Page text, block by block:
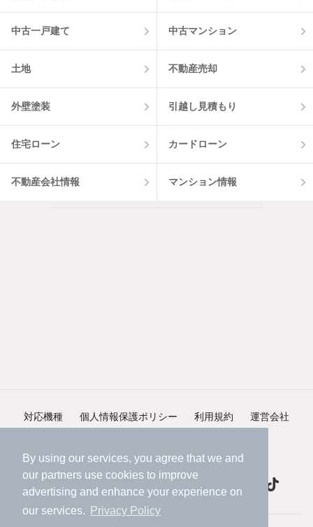
By using our services, you agree that we and
our partners use cookies to improve
advertising and enhance your experience on
our services.
Privacy Policy
中古一戸建て 中古マンション
土地 不動産売却
外壁塗装 引越し見積もり
住宅ローン カードローン
不動産会社情報 マンション情報
対応機種 個人情報保護ポリシー 利用規約 運営会社